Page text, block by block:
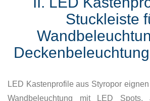
Stuckleiste
LED Kastenprofile aus Styropor
Wandbeleuchtung mit LED